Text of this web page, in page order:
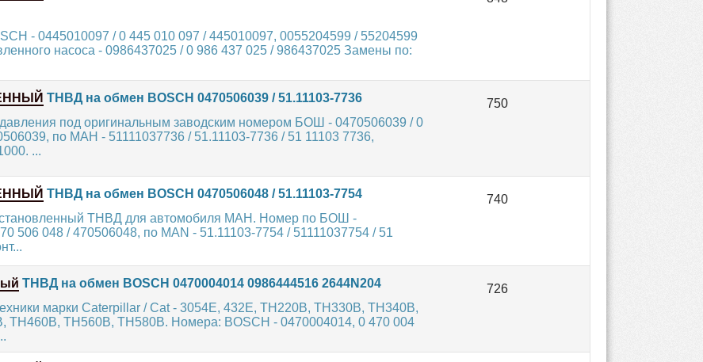
- 0445010097 / 0 445 010 097 / 445010097, 0055204599 / 55204599
насоса - 0986437025 / 0 986 437 025 / 986437025 Замены по:
ТНВД на обмен BOSCH 0470506039 / 51.11103-7736
под оригинальным заводским номером БОШ - 0470506039 / 0
по МАН - 51111037736 / 51.11103-7736 / 51 11103 7736,
...
ТНВД на обмен BOSCH 0470506048 / 51.11103-7754
ТНВД для автомобиля МАН. Номер по БОШ -
506 048 / 470506048, по MAN - 51.11103-7754 / 51111037754 / 51
ТНВД на обмен BOSCH 0470004014 0986444516 2644N204
марки Caterpillar / Cat - 3054E, 432E, TH220B, TH330B, TH340B,
TH460B, TH560B, TH580B. Номера: BOSCH - 0470004014, 0 470 004